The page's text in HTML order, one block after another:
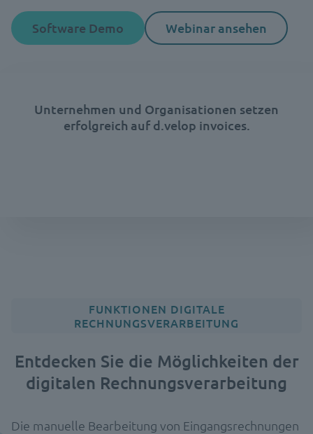
Software Demo Webinar ansehen
Unternehmen und Organisationen setzen
erfolgreich auf d.velop invoices.
FUNKTIONEN DIGITALE
RECHNUNGSVERARBEITUNG
Entdecken Sie die Möglichkeiten der
digitalen Rechnungsverarbeitung
Die manuelle Bearbeitung von Eingangsrechnungen